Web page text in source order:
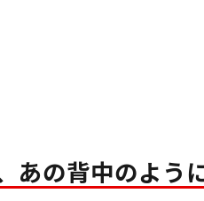
あの背中のように